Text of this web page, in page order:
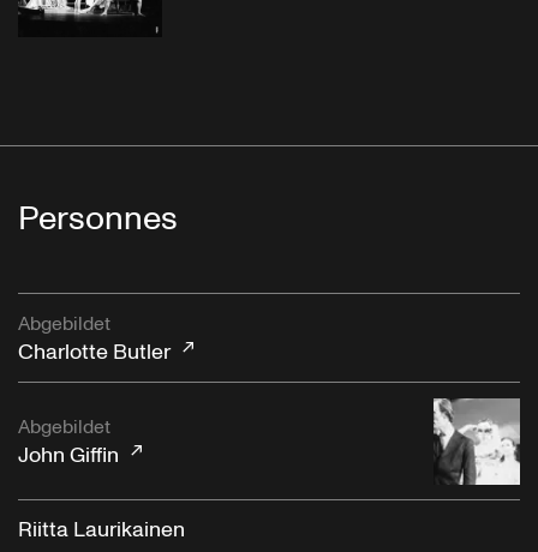
Personnes
Abgebildet
Charlotte Butler
Abgebildet
John Giffin
Riitta Laurikainen